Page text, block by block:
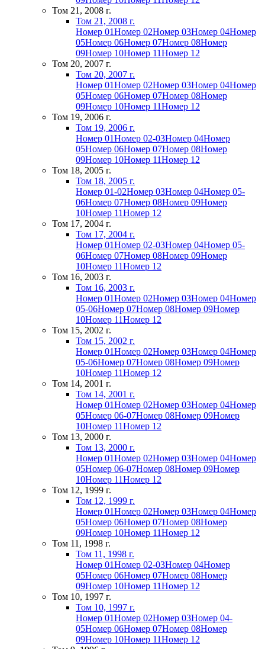
Том 21, 2008 г.
Том 21, 2008 г.
Номер 01Номер 02Номер 03Номер 04Номер
05Номер 06Номер 07Номер 08Номер
09Номер 10Номер 11Номер 12
Том 20, 2007 г.
Том 20, 2007 г.
Номер 01Номер 02Номер 03Номер 04Номер
05Номер 06Номер 07Номер 08Номер
09Номер 10Номер 11Номер 12
Том 19, 2006 г.
Том 19, 2006 г.
Номер 01Номер 02-03Номер 04Номер
05Номер 06Номер 07Номер 08Номер
09Номер 10Номер 11Номер 12
Том 18, 2005 г.
Том 18, 2005 г.
Номер 01-02Номер 03Номер 04Номер 05-
06Номер 07Номер 08Номер 09Номер
10Номер 11Номер 12
Том 17, 2004 г.
Том 17, 2004 г.
Номер 01Номер 02-03Номер 04Номер 05-
06Номер 07Номер 08Номер 09Номер
10Номер 11Номер 12
Том 16, 2003 г.
Том 16, 2003 г.
Номер 01Номер 02Номер 03Номер 04Номер
05-06Номер 07Номер 08Номер 09Номер
10Номер 11Номер 12
Том 15, 2002 г.
Том 15, 2002 г.
Номер 01Номер 02Номер 03Номер 04Номер
05-06Номер 07Номер 08Номер 09Номер
10Номер 11Номер 12
Том 14, 2001 г.
Том 14, 2001 г.
Номер 01Номер 02Номер 03Номер 04Номер
05Номер 06-07Номер 08Номер 09Номер
10Номер 11Номер 12
Том 13, 2000 г.
Том 13, 2000 г.
Номер 01Номер 02Номер 03Номер 04Номер
05Номер 06-07Номер 08Номер 09Номер
10Номер 11Номер 12
Том 12, 1999 г.
Том 12, 1999 г.
Номер 01Номер 02Номер 03Номер 04Номер
05Номер 06Номер 07Номер 08Номер
09Номер 10Номер 11Номер 12
Том 11, 1998 г.
Том 11, 1998 г.
Номер 01Номер 02-03Номер 04Номер
05Номер 06Номер 07Номер 08Номер
09Номер 10Номер 11Номер 12
Том 10, 1997 г.
Том 10, 1997 г.
Номер 01Номер 02Номер 03Номер 04-
05Номер 06Номер 07Номер 08Номер
09Номер 10Номер 11Номер 12